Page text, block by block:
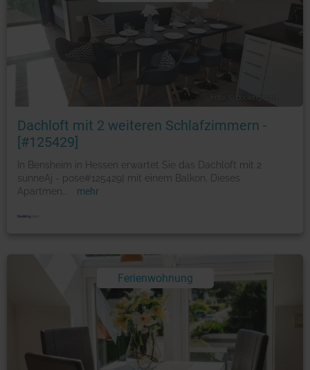
Foto: © booking.com
Dachloft mit 2 weiteren Schlafzimmern -
[#125429]
In Bensheim in Hessen erwartet Sie das Dachloft mit 2
sunneAj - pose#125429] mit einem Balkon. Dieses
Apartmen
mehr
Ferienwohnung